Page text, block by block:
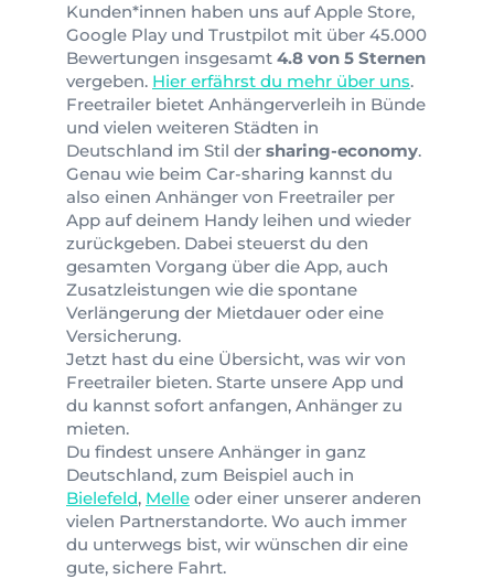
Kunden*innen haben uns auf Apple Store,
Google Play und Trustpilot mit über 45.000
Bewertungen insgesamt 4.8 von 5 Sternen
vergeben. Hier erfährst du mehr über uns.
Freetrailer bietet Anhängerverleih in Bünde
und vielen weiteren Städten in
Deutschland im Stil der sharing-economy.
Genau wie beim Car-sharing kannst du
also einen Anhänger von Freetrailer per
App auf deinem Handy leihen und wieder
zurückgeben. Dabei steuerst du den
gesamten Vorgang über die App, auch
Zusatzleistungen wie die spontane
Verlängerung der Mietdauer oder eine
Versicherung.
Jetzt hast du eine Übersicht, was wir von
Freetrailer bieten. Starte unsere App und
du kannst sofort anfangen, Anhänger zu
mieten.
Du findest unsere Anhänger in ganz
Deutschland, zum Beispiel auch in
Bielefeld, Melle oder einer unserer anderen
vielen Partnerstandorte. Wo auch immer
du unterwegs bist, wir wünschen dir eine
gute, sichere Fahrt.